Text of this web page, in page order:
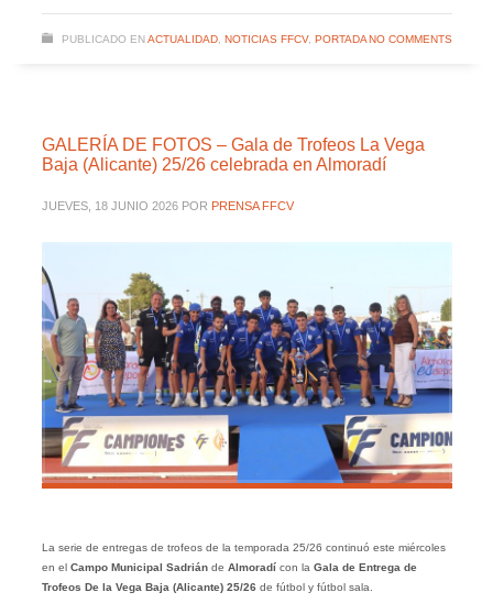
PUBLICADO EN ACTUALIDAD, NOTICIAS FFCV, PORTADANO COMMENTS
GALERÍA DE FOTOS – Gala de Trofeos La Vega
Baja (Alicante) 25/26 celebrada en Almoradí
JUEVES, 18 JUNIO 2026 POR PRENSA FFCV
La serie de entregas de trofeos de la temporada 25/26 continuó este miércoles
en el Campo Municipal Sadrián de Almoradí con la Gala de Entrega de
Trofeos De la Vega Baja (Alicante) 25/26 de fútbol y fútbol sala.